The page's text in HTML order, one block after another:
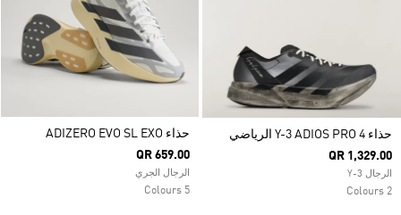
حذاء Y-3 ADIOS PRO 4 الرياضي
QR 1,329.00
الرجال Y-3
2 Colours
حذاء ADIZERO EVO SL EXO
QR 659.00
الرجال الجري
5 Colours